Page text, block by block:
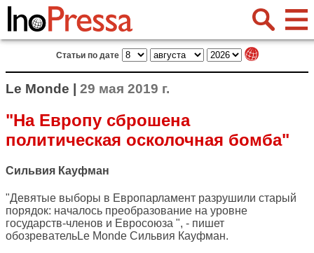
Статьи по дате
Le Monde | 29 мая 2019 г.
"На Европу сброшена
политическая осколочная бомба"
Сильвия Кауфман
"Девятые выборы в Европарламент разрушили старый
порядок: началось преобразование на уровне
государств-членов и Евросоюза ", - пишет
обозревательLe Monde Сильвия Кауфман.